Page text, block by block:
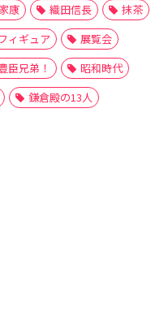
康 織田信長
抹茶
ィギュア
展覧会
臣兄弟！
昭和時代
鎌倉殿の13人